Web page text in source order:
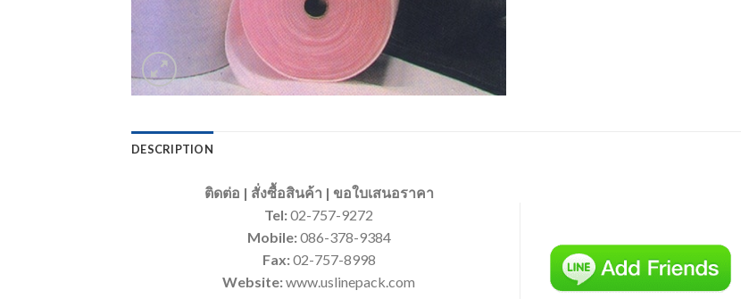
DESCRIPTION
ติดต่อ | สั่งซื้อสินค้า | ขอใบเสนอราคา
Tel:02-757-9272
Mobile:086-378-9384
Fax:02-757-8998
Website:www.uslinepack.com